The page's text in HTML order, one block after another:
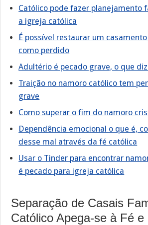
Católico pode fazer planejamento
a igreja católica
É possível restaurar um
como perdido
Adultério é pecado grave, o que
Traição no namoro católico tem
grave
Como superar o fim do namoro
Dependência emocional o que é,
desse mal através da fé católica
Usar o Tinder para encontrar
é pecado para igreja católica
Separação de Casais
Católico Apega-se à Fé e